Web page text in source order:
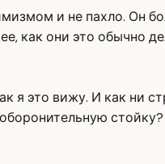
и не пахло. Он
как они это обычно
я это вижу. И как ни